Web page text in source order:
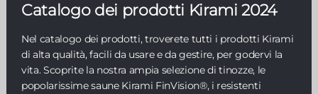
Catalogo dei prodotti Kirami 2024
Nel catalogo dei prodotti, troverete tutti i prodotti Kirami
di alta qualità, facili da usare e da gestire, per godervi la
vita. Scoprite la nostra ampia selezione di tinozze, le
popolarissime saune Kirami FinVision®, i resistenti